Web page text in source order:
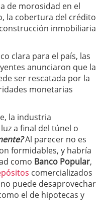
de morosidad en el
la cobertura del crédito
inmobiliaria
clara para el país, las
anunciaron que la
ser rescatada por la
monetarias
la industria
a final del túnel o
Al parecer no es
formidables, y habría
como Banco Popular,
comercializados
puede desaprovechar
el de hipotecas y